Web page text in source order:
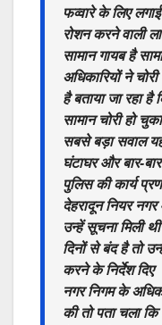
फव्वारे के लिए
रोशन करने वाली
सामान गायब है
अधिकारियों ने
है बताया जा रहा
सामान चोरी हो
सबसे बड़ा सवाल
घंटाघर और बार-
पुलिस की कार्य
देहरादून नियर
उन्हें सूचना मिली
दिनों से बंद है तो
करने के निर्देश दिए
नगर निगम के
की तो पता चला